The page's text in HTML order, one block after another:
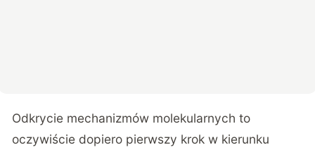
Odkrycie mechanizmów molekularnych to
oczywiście dopiero pierwszy krok w kierunku